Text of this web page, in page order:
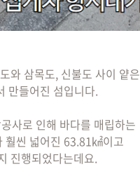
와 삼목도, 신불도 사이 얕은
만들어진 섬입니다.
사로 인해 바다를 매립하는
훨씬 넓어진 63.81㎢이고
진행되었다는데요.